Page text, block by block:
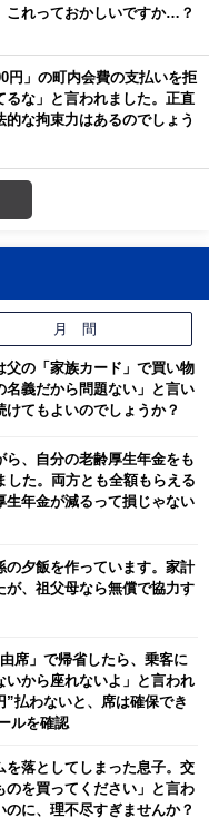
これっておかしいですか…？
円」の町内会費の支払いを拒
るな」と言われました。正直
な拘束力はあるのでしょう
月 間
父の「家族カード」で買い物
名義だから問題ない」と言い
けてもよいのでしょうか？
ら、自分の老齢厚生年金をも
した。両方とも全額もらえる
生年金が減るって損じゃない
の夕飯を作っています。家計
が、祖父母なら無償で協力す
席」で帰省したら、乗客に
いから座れないよ」と言われ
”払わないと、席は確保でき
ルを確認
を落としてしまった息子。交
のを買ってください」と言わ
に、理不尽すぎませんか？